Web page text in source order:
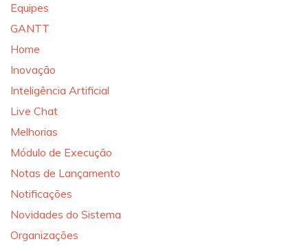
Equipes
GANTT
Home
Inovação
Inteligência Artificial
Live Chat
Melhorias
Módulo de Execução
Notas de Lançamento
Notificações
Novidades do Sistema
Organizações